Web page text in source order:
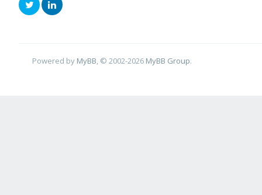
Powered by MyBB , © 2002-2026 MyBB Group.